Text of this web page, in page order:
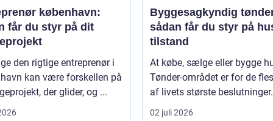
københavn:
får du styr på dit
den rigtige entreprenør i
kan være forskellen på
der glider, og ...
Byggesagkyndig
sådan får du styr på
tilstand
At købe, sælge eller bygge
Tønder-området er for de
af livets største
02 juli 2026